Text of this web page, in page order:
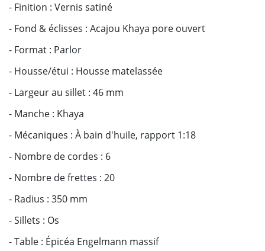
- Finition : Vernis satiné
- Fond & éclisses : Acajou Khaya pore ouvert
- Format : Parlor
- Housse/étui : Housse matelassée
- Largeur au sillet : 46 mm
- Manche : Khaya
- Mécaniques : À bain d'huile, rapport 1:18
- Nombre de cordes : 6
- Nombre de frettes : 20
- Radius : 350 mm
- Sillets : Os
- Table : Épicéa Engelmann massif